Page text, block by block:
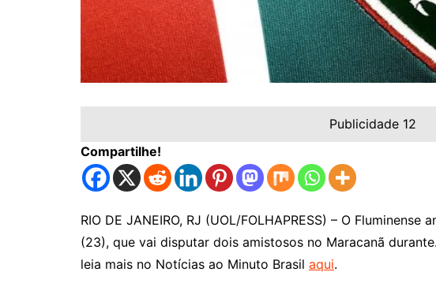
Publicidade 12
Compartilhe!
RIO DE JANEIRO, RJ (UOL/FOLHAPRESS) – O
(23), que vai disputar dois amistosos no Maracanã
leia mais no Notícias ao Minuto Brasil aqui.